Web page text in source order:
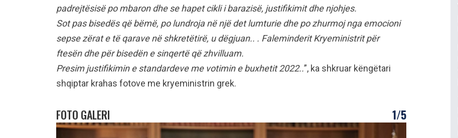
padrejtësisë po mbaron dhe se hapet cikli i barazisë, justifikimit dhe njohjes.
Sot pas bisedës që bëmë, po lundroja në një det lumturie dhe po zhurmoj nga emocioni
sepse zërat e të qarave në shkretëtirë, u dëgjuan.. . Faleminderit Kryeministrit për
ftesën dhe për bisedën e sinqertë që zhvilluam.
Presim justifikimin e standardeve me votimin e buxhetit 2022..”, ka shkruar këngëtari
shqiptar krahas fotove me kryeministrin grek.
FOTO GALERI 1/5